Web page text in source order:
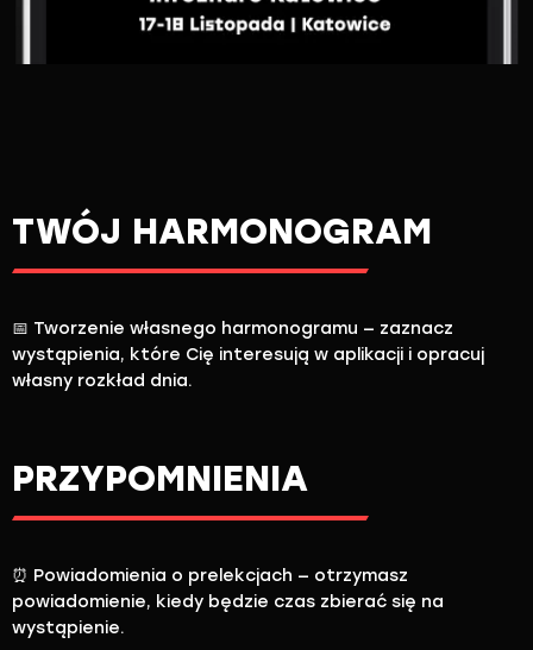
TWÓJ HARMONOGRAM
📅 Tworzenie własnego harmonogramu — zaznacz
wystąpienia, które Cię interesują w aplikacji i opracuj
własny rozkład dnia.
PRZYPOMNIENIA
⏰ Powiadomienia o prelekcjach — otrzymasz
powiadomienie, kiedy będzie czas zbierać się na
wystąpienie.